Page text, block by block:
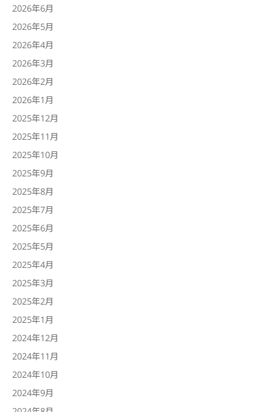
2026年6月
2026年5月
2026年4月
2026年3月
2026年2月
2026年1月
2025年12月
2025年11月
2025年10月
2025年9月
2025年8月
2025年7月
2025年6月
2025年5月
2025年4月
2025年3月
2025年2月
2025年1月
2024年12月
2024年11月
2024年10月
2024年9月